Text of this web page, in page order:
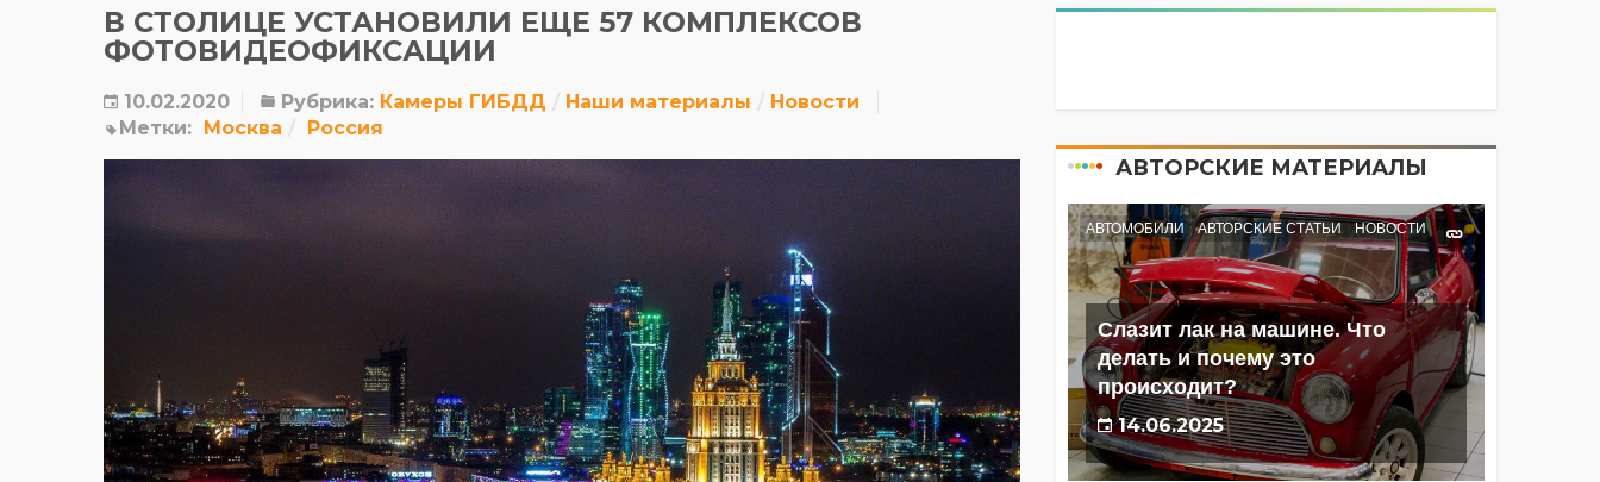
В СТОЛИЦЕ УСТАНОВИЛИ ЕЩЕ 57 КОМПЛЕКСОВ
ФОТОВИДЕОФИКСАЦИИ
10.02.2020 Рубрика: Камеры ГИБДД Наши материалы
Новости
Метки: Москва Россия
АВТОРСКИЕ МАТЕРИАЛЫ
АВТОМОБИЛИ АВТОРСКИЕ СТАТЬИ НОВОСТИ
Слазит лак на машине. Что
делать и почему это
происходит?
14.06.2025